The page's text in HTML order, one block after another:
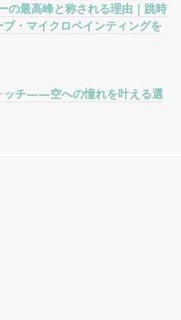
の最高峰と称される理由｜跳時
・マイクロペインティングを
ッチ——空への憧れを叶える選